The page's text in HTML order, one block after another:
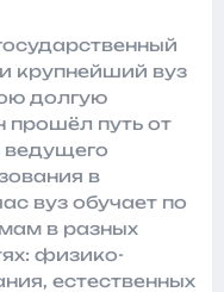
крупнейший вуз
долгую
прошёл путь от
ведущего
в
вуз обучает по
в разных
физико-
естественных